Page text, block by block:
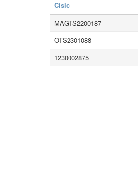
Číslo
MAGTS2200187
OTS2301088
1230002875